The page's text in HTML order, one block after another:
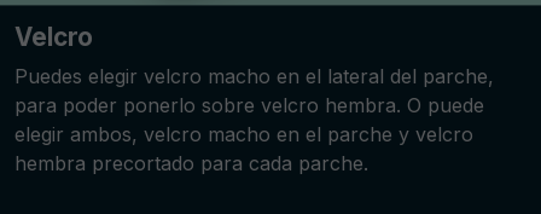
Velcro
Puedes elegir velcro macho en el lateral del parche,
para poder ponerlo sobre velcro hembra. O puede
elegir ambos, velcro macho en el parche y velcro
hembra precortado para cada parche.